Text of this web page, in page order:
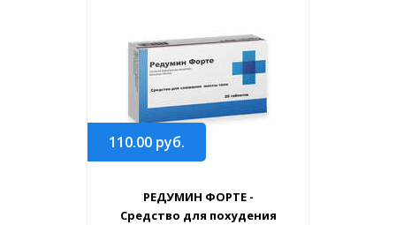
110.00 руб.
РЕДУМИН ФОРТЕ -
Средство для похудения